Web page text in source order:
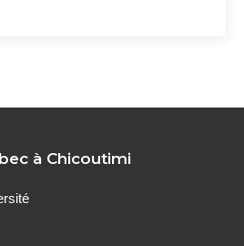
à Chicoutimi